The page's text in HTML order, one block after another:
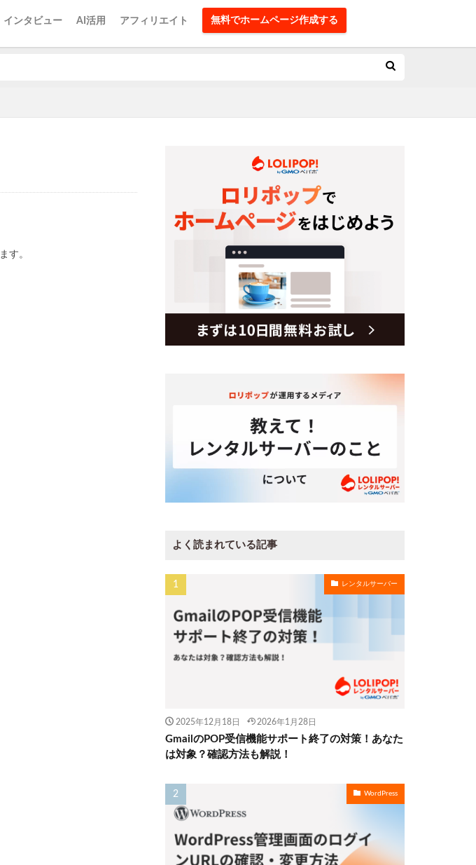
インタビュー AI活用 アフィリエイト 無料でホームページ作成する
す。
よく読まれている記事
レンタルサーバー
2025年12月18日 2026年1月28日
GmailのPOP受信機能サポート終了の対策！あなた
は対象？確認方法も解説！
WordPress